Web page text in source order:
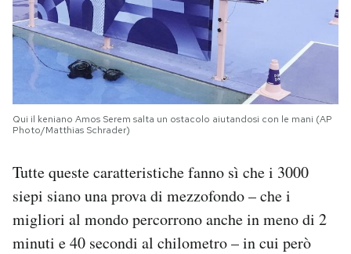
Qui il keniano Amos Serem salta un ostacolo aiutandosi con le mani (AP
Photo/Matthias Schrader)
Tutte queste caratteristiche fanno sì che i 3000
siepi siano una prova di mezzofondo – che i
migliori al mondo percorrono anche in meno di 2
minuti e 40 secondi al chilometro – in cui però